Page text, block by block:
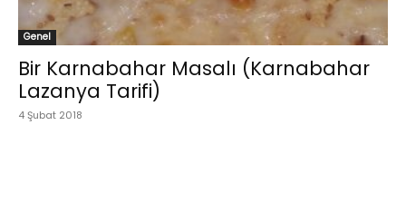
Genel
Bir Karnabahar Masalı (Karnabahar
Lazanya Tarifi)
4 Şubat 2018